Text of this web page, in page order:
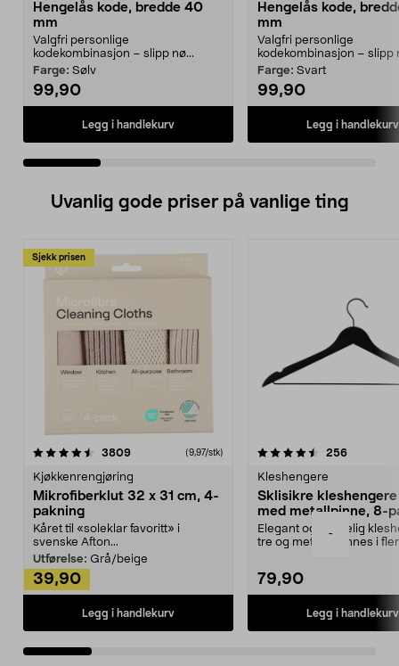
-
Hengelås kode, bredde 40
mm
Valgfri personlige
kodekombinasjon – slipp nø...
Farge: Sølv
99,90
Legg i handlekurv
Hengelås kode,
mm
Valgfri personlige
kodekombinasjon – slipp
Farge: Svart
99,90
Legg i handlekurv
Uvanlig gode priser på vanlige ting
Sjekk prisen
3809anmeldelser(9,97/stk)
Kjøkkenrengjøring
Mikrofiberklut 32 x 31 cm, 4-
pakning
Kåret til «soleklar favoritt» i
svenske Afton...
Utførelse: Grå/beige
39,90
Legg i handlekurv
4.5av 5 stjerner 256
Kleshengere
Sklisikre
med metallpinne, 8-
Elegant og skikkelig
tre og metall – finnes i
79,90
Legg i handlekurv
4.5av 5 stjerner